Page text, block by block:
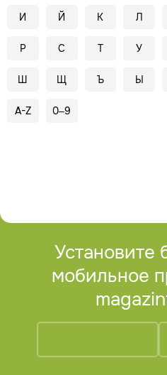
И Й К Л
Р С Т У
Ш Щ Ъ Ы
A-Z 0–9
Установите
мобильное